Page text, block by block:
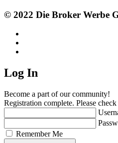
© 2022 Die Broker Werbe
Log In
Become a part of our community!
Registration complete. Please
Remember Me